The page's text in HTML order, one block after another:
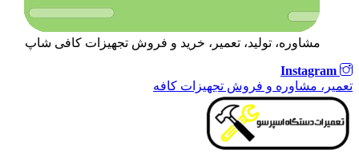
مشاوره، تولید، تعمیر، خرید و فروش تجهیزات کافی شاپ
Instagram
تعمیر، مشاوره و فروش تجهیزات کافه